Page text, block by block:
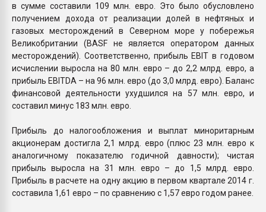
в сумме составили 109 млн. евро. Это было обусловлено
получением дохода от реализации долей в нефтяных и
газовых месторождений в Северном море у побережья
Великобритании (BASF не является оператором данных
месторождений). Соответственно, прибыль EBIT в годовом
исчислении выросла на 80 млн. евро – до 2,2 млрд. евро, а
прибыль EBITDA – на 96 млн. евро (до 3,0 млрд. евро). Баланс
финансовой деятельности ухудшился на 57 млн. евро, и
составил минус 183 млн. евро.
Прибыль до налогообложения и выплат миноритарным
акционерам достигла 2,1 млрд. евро (плюс 23 млн. евро к
аналогичному показателю годичной давности); чистая
прибыль выросла на 31 млн. евро – до 1,5 млрд. евро.
Прибыль в расчете на одну акцию в первом квартале 2014 г.
составила 1,61 евро – по сравнению с 1,57 евро годом ранее.